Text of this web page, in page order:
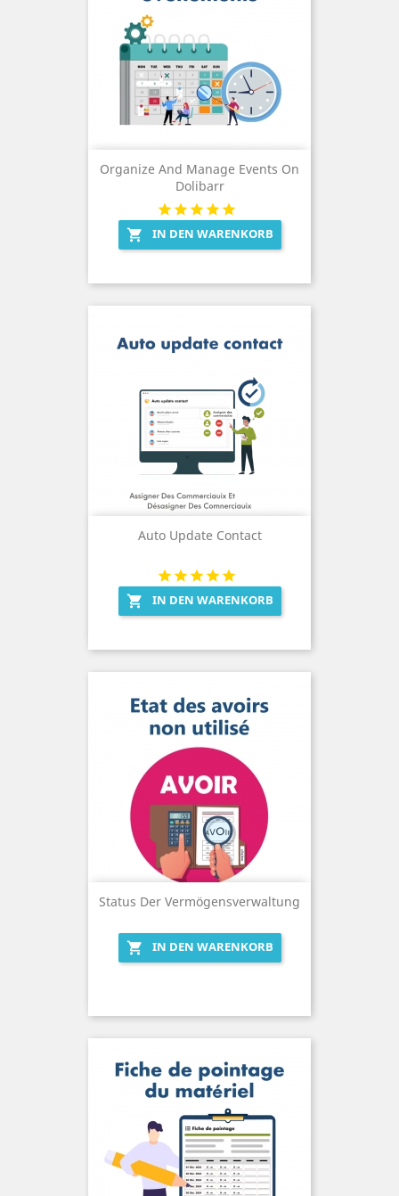
Organize And Manage Events On
Dolibarr
 IN DEN WARENKORB
Auto Update Contact
 IN DEN WARENKORB
Status Der Vermögensverwaltung
 IN DEN WARENKORB